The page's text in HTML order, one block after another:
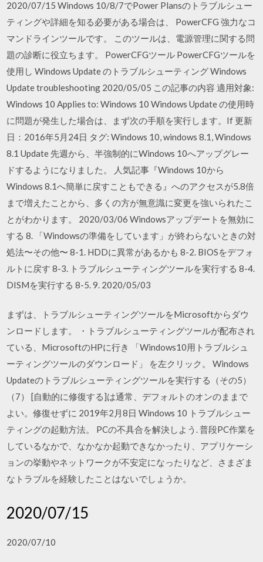
2020/07/15 Windows 10/8/7でPower Plansのトラブルシュー
ティングや詳細を知る必要がある場合は、 PowerCFG 強力なコ
マンドラインツールです。 このツールは、電源管理に関する問
題の診断に役立ちます。 PowerCFGツール PowerCFGツールを
使用し Windows Update のトラブルシューティング Windows
Update troubleshooting 2020/05/05 この記事の内容 適用対象:
Windows 10 Applies to: Windows 10 Windows Update の使用時
に問題が発生した場合は、まず次の手順を実行します。If 更新
日：2016年5月24日 タグ: Windows 10, windows 8.1, Windows
8.1 Update 先週から、半強制的にWindows 10へアップグレー
ドするようになりました。 人気記事『Windows 10から
Windows 8.1へ簡単に戻すこともできる』へのアクセスが5.8倍
まで増えたことから、多くの方が無意識に変更を強いられたこ
とがわかります。 2020/03/06 Windowsアップデートを無効に
する 8. 「Windowsの準備をしています」が終わらないときの対
処法〜その他〜 8-1. HDDに異常があるかも 8-2. BIOSをデフォ
ルトに戻す 8-3. トラブルシューティングツールを実行する 8-4.
DISMを実行する 8-5. 9. 2020/05/03
まずは、トラブルシューティングツールをMicrosoftからダウ
ンロードします。 ・トラブルシューティングツールが配布され
ている、MicrosoftのHPに行き 「Windows10用トラブルシュ
ーティングツールのダウンロード」 を左クリック。 Windows
Updateのトラブルシューティングツールを実行する（その5）
（7） [自動的に修復する]は通常、デフォルトのオンのままで
よい。修復せずに 2019年2月8日 Windows 10 トラブルシュー
ティングの起動方法。 PCの不具合を解決しよう. 普段PC作業を
しているなかで、なかなか起動できなかったり、アプリケーシ
ョンの挙動やネットワークが不安定になったりなど、さまざま
なトラブルを経験したことはないでしょうか。
2020/07/15
2020/07/10